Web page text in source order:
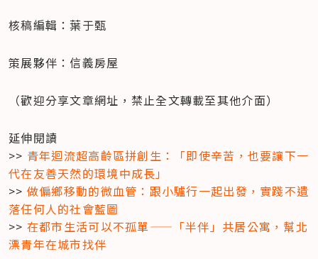
核稿編輯：葉于甄
策展夥伴：信義房屋
（歡迎分享文章網址，禁止全文轉載至其他介面）
延伸閱讀
>> 青年迴流超高齡區拼創生：「即使辛苦，也要讓下一
代在友善天然的環境中成長」
>> 做偏鄉移動的微血管：跟小驢行一起出發，實踐不遺
落任何人的社會藍圖
>> 在都市生活可以不孤單——「半伴」共居公寓，幫北
漂青年在城市找伴